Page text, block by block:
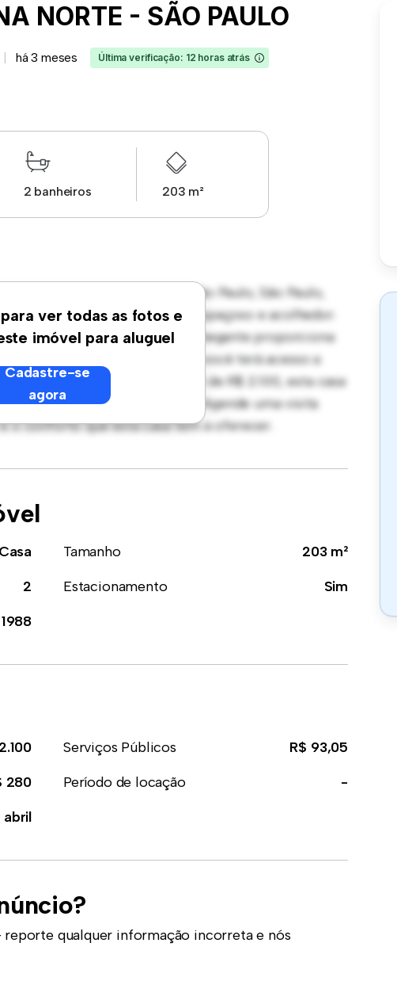
NORTE - SÃO PAULO
há 3 meses Última verificação: 12 horas atrás
2 banheiros 203 m²
ver todas as fotos e
imóvel para aluguel
Cadastre-se
agora
Vila Nova Cachoeirinha, São Paulo, São Paulo,
oferece um ambiente espaçoso e acolhedor.
ao ar livre, e o interior aconchegante proporciona
amigável para famílias, você terá acesso a
Com um preço acessível de R$ 2.100, esta casa
de vida suburbano tranquilo. Agende uma visita
o conforto que esta casa tem a oferecer.
Casa Tamanho
203 m²
2 Estacionamento
Sim
1988
Serviços Públicos
R$ 93,05
280 Período de locação
-
abril
qualquer informação incorreta e nós